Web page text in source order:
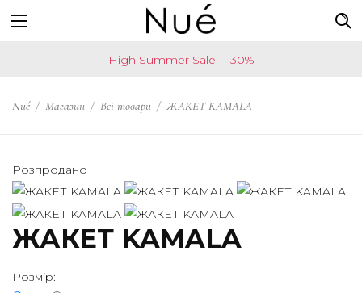
worldwide!
shipping
country
чокер
High Summer Sale | -30%
Nué / Магазин / Всі товари / ЖАКЕТ KAMALA
Розпродано
ЖАКЕТ KAMALA
Розмір: